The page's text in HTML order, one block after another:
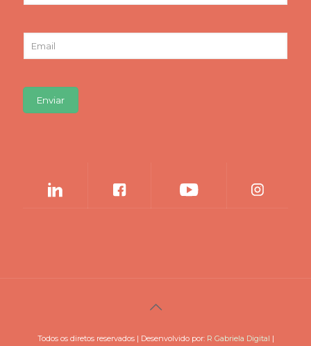
m
l
Enviar
Todos os diretos reservados | Desenvolvido por: R Gabriela Digital |